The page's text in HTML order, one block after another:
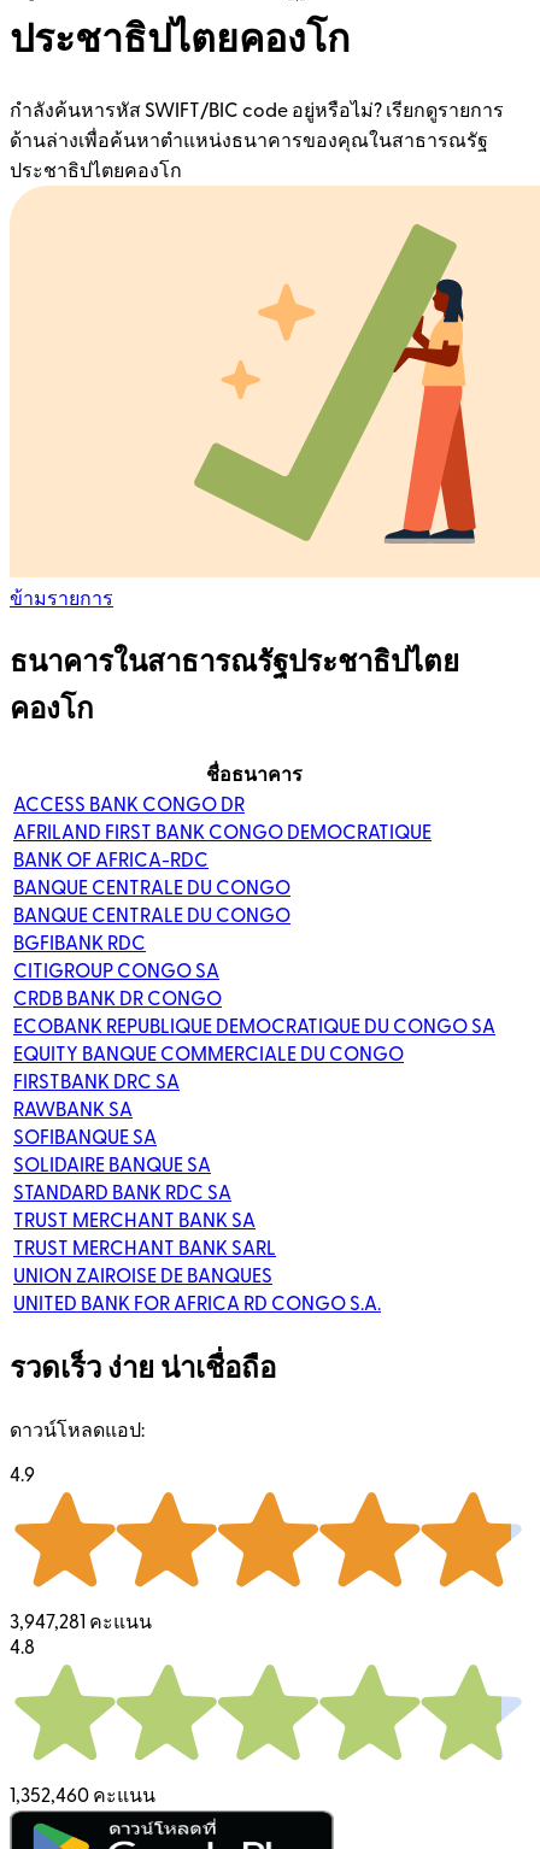
ประชาธิปไตยคองโก
กำลังค้นหารหัส SWIFT/BIC code อยู่หรือไม่? เรียกดูรายการ
ด้านล่างเพื่อค้นหาตำแหน่งธนาคารของคุณในสาธารณรัฐ
ประชาธิปไตยคองโก
ข้ามรายการ
ธนาคารในสาธารณรัฐประชาธิปไตย
คองโก
ชื่อธนาคาร
ACCESS BANK CONGO DR
AFRILAND FIRST BANK CONGO DEMOCRATIQUE
BANK OF AFRICA-RDC
BANQUE CENTRALE DU CONGO
BANQUE CENTRALE DU CONGO
BGFIBANK RDC
CITIGROUP CONGO SA
CRDB BANK DR CONGO
ECOBANK REPUBLIQUE DEMOCRATIQUE DU CONGO SA
EQUITY BANQUE COMMERCIALE DU CONGO
FIRSTBANK DRC SA
RAWBANK SA
SOFIBANQUE SA
SOLIDAIRE BANQUE SA
STANDARD BANK RDC SA
TRUST MERCHANT BANK SA
TRUST MERCHANT BANK SARL
UNION ZAIROISE DE BANQUES
UNITED BANK FOR AFRICA RD CONGO S.A.
รวดเร็ว ง่าย น่าเชื่อถือ
ดาวน์โหลดแอป:
4.9
3,947,281 คะแนน
4.8
1,352,460 คะแนน